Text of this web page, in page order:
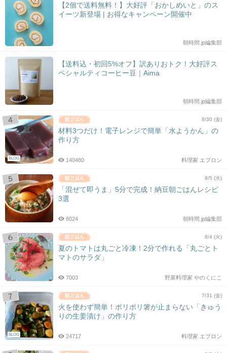
【2個で送料無料！】大好評「おかしめいと」のス
イーツ新登場 | お得なキャンペーン開催中
朝時間.jp編集部
【送料込・初回5%オフ】訳ありおトク！大好評ス
ペシャルティコーヒー豆｜Aima
朝時間.jp編集部
BLOG
8/30 (金)
材料3つだけ！電子レンジで簡単「水ようかん」の
作り方
料理家 エプロン
140480
8/5 (水)
「混ぜて即うま」5分で完成！納豆朝ごはんレシピ
3選
朝時間.jp編集部
8024
8/4 (火)
夏のトマトは丸ごと冷凍！2分で作れる「丸ごとト
マトのサラダ」
野菜料理家 やのくにこ
7003
BLOG
7/31 (金)
火を使わず簡単！ポリポリ箸が止まらない「きゅう
りの生姜漬け」の作り方
料理家 エプロン
24717